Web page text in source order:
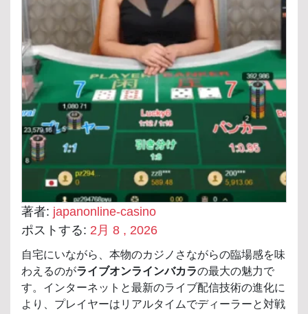
著者: japanonline-casino
ポストする: 2月 8 , 2026
自宅にいながら、本物のカジノさながらの臨場感を味
わえるのがライブオンラインバカラの最大の魅力で
す。インターネットと最新のライブ配信技術の進化に
より、プレイヤーはリアルタイムでディーラーと対戦